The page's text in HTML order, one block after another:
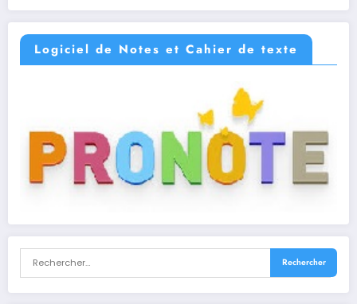
Logiciel de Notes et Cahier de texte